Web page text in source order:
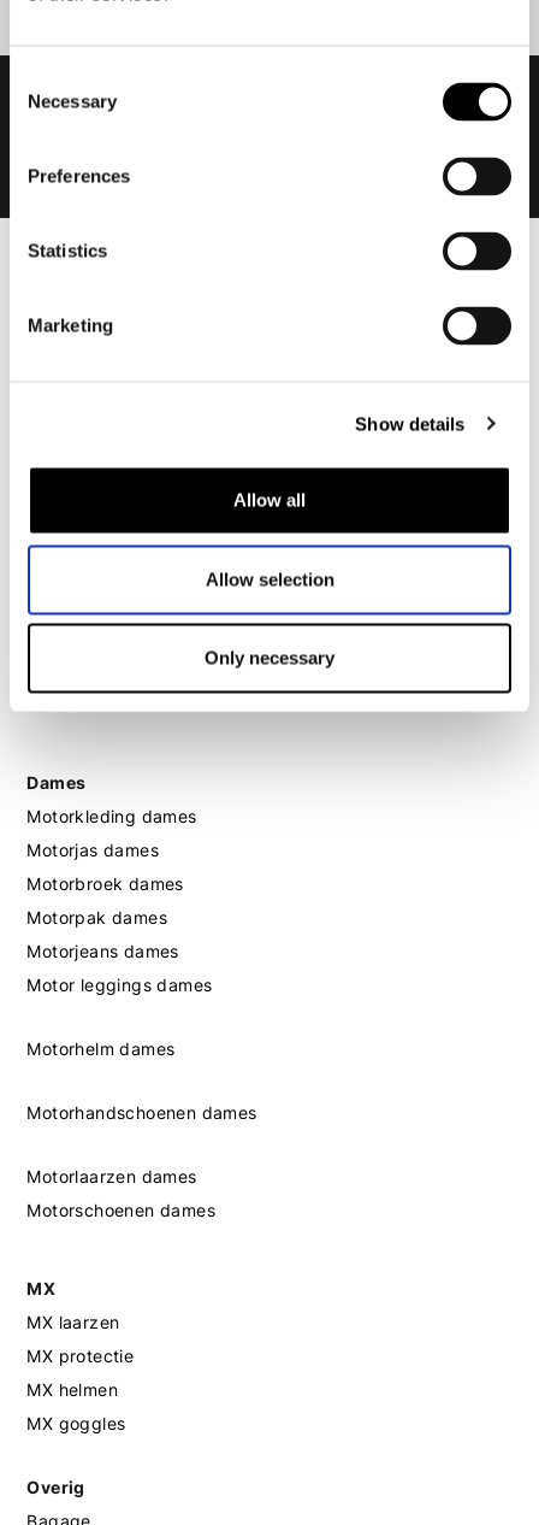
Selection
Necessary
Preferences
Statistics
Marketing
Show details
Allow all
Allow selection
Only necessary
Motorhelm heren
Motorhandschoenen heren
Dames
Motorkleding dames
Motorjas dames
Motorbroek dames
Motorpak dames
Motorjeans dames
Motor leggings dames
Motorhelm dames
Motorhandschoenen dames
Motorlaarzen dames
Motorschoenen dames
MX
MX laarzen
MX protectie
MX helmen
MX goggles
Overig
Bagage